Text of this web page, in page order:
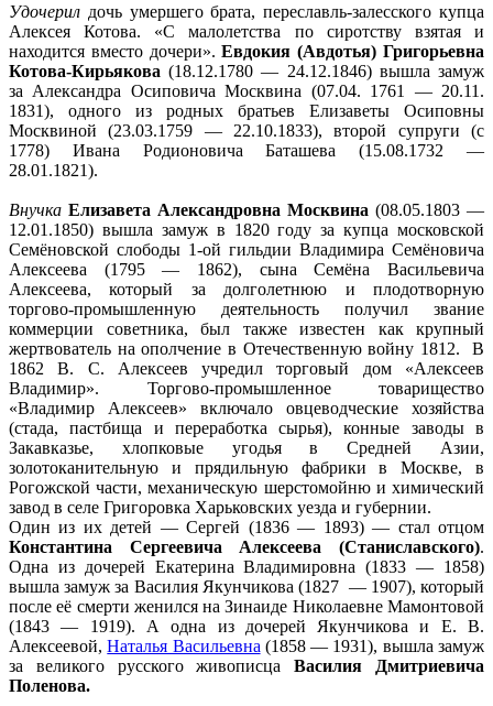
Удочерил дочь умершего брата, переславль-залесского купца
Алексея Котова. «С малолетства по сиротству взятая и
находится вместо дочери».Евдокия (Авдотья) Григорьевна
Котова-Кирьякова (18.12.1780 — 24.12.1846) вышла замуж
за Александра Осиповича Москвина (07.04. 1761 — 20.11.
1831), одного из родных братьев Елизаветы Осиповны
Москвиной (23.03.1759 — 22.10.1833), второй супруги (с
1778) Ивана Родионовича Баташева (15.08.1732 —
28.01.1821).
Внучка Елизавета Александровна Москвина (08.05.1803 —
12.01.1850) вышла замуж в 1820 году за купца московской
Семёновской слободы 1-ой гильдии Владимира Семёновича
Алексеева (1795 — 1862), сына Семёна Васильевича
Алексеева, который за долголетнюю и плодотворную
торгово-промышленную деятельность получил звание
коммерции советника, был также известен как крупный
жертвователь на ополчение в Отечественную войну 1812. В
1862 В. С. Алексеев учредил торговый дом «Алексеев
Владимир». Торгово-промышленное товарищество
«Владимир Алексеев» включало овцеводческие хозяйства
(стада, пастбища и переработка сырья), конные заводы в
Закавказье, хлопковые угодья в Средней Азии,
золотоканительную и прядильную фабрики в Москве, в
Рогожской части, механическую шерстомойню и химический
завод в селе Григоровка Харьковских уезда и губернии.
Один из их детей — Сергей (1836 — 1893) — стал отцом
Константина Сергеевича Алексеева (Станиславского).
Одна из дочерей Екатерина Владимировна (1833 — 1858)
вышла замуж за Василия Якунчикова (1827 — 1907), который
после её смерти женился на Зинаиде Николаевне Мамонтовой
(1843 — 1919). А одна из дочерей Якунчикова и Е. В.
Алексеевой,Наталья Васильевна (1858 — 1931), вышла замуж
за великого русского живописцаВасилия Дмитриевича
Поленова.